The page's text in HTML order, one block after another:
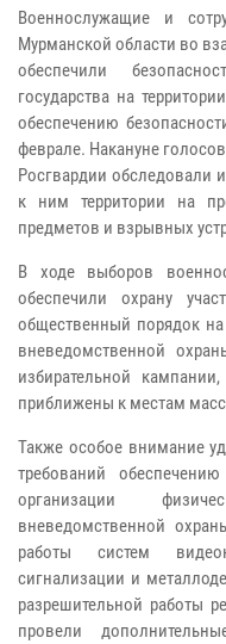
Военнослужащие и
Мурманской области во
обеспечили
государства на
обеспечению
феврале. Накануне
Росгвардии обследовали
к ним территории на
предметов и взрывных
В ходе выборов
обеспечили охрану
общественный порядок
вневедомственной
избирательной
приближены к местам
Также особое внимание
требований
организации
вневедомственной
работы систем
сигнализации и
разрешительной работы
провели